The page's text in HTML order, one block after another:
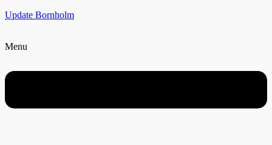
Update Bornholm
Menu